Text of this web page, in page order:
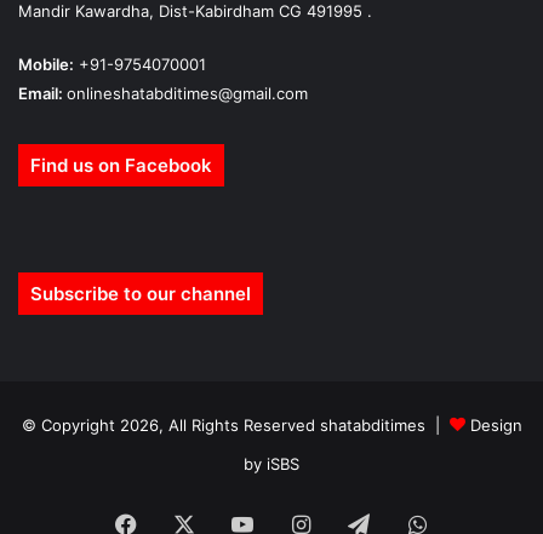
Mandir Kawardha, Dist-Kabirdham CG 491995 .
Mobile: +91-9754070001
Email: onlineshatabditimes@gmail.com
Find us on Facebook
Subscribe to our channel
© Copyright 2026, All Rights Reserved shatabditimes |
Design
by iSBS
Facebook YouTubeInstagramTelegramWhatsApp